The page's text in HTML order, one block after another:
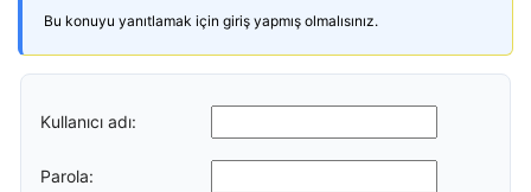
Bu konuyu yanıtlamak için giriş yapmış olmalısınız.
Kullanıcı adı:
Parola: